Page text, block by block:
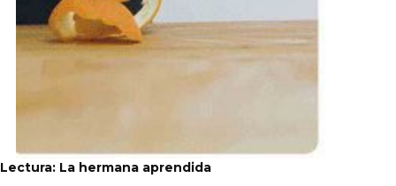
Lectura: La hermana aprendida